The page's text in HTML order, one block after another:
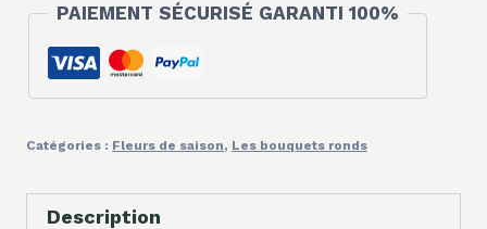
PAIEMENT SÉCURISÉ GARANTI 100%
Catégories : Fleurs de saison, Les bouquets ronds
Description